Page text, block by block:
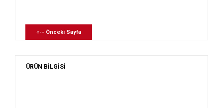
«-- Önceki Sayfa
ÜRÜN BİLGİSİ